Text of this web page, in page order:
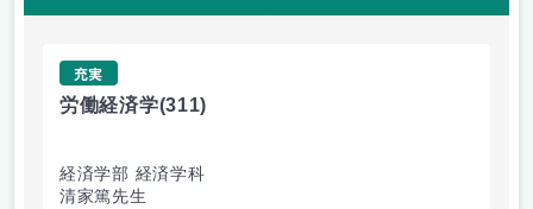
充実
労働経済学(311)
経済学部 経済学科
清家篤先生